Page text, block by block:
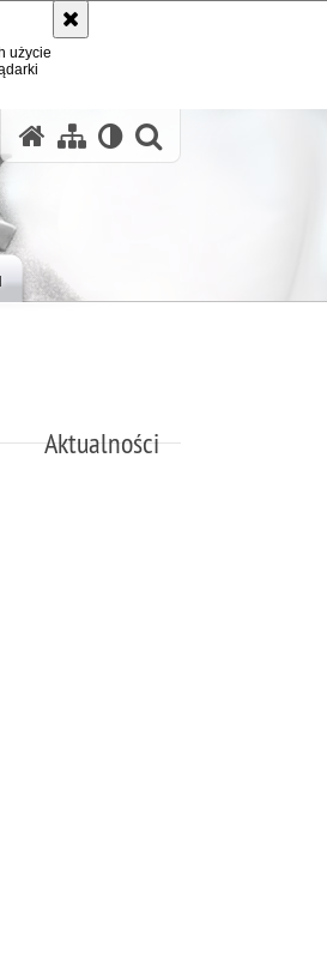
użycie
Aktualności